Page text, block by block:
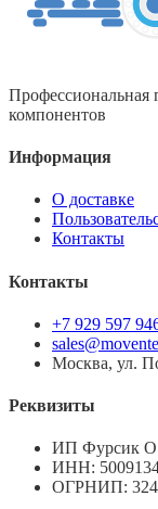
компонентов
Информация
О доставке
Контакты
Контакты
+7 929 597
Москва, ул.
Реквизиты
ИП Фурсик
ИНН:
ОГРНИП: